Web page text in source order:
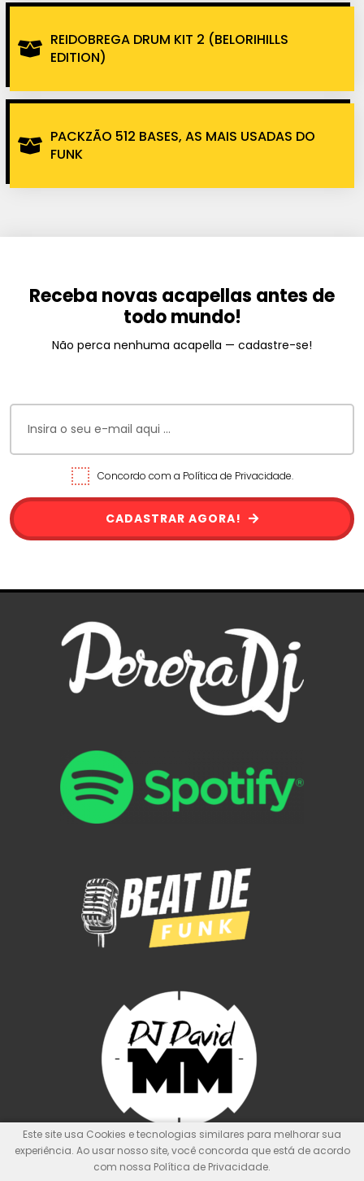
REIDOBREGA DRUM KIT 2 (BELORIHILLS
EDITION)
PACKZÃO 512 BASES, AS MAIS USADAS DO
FUNK
Receba novas acapellas antes de
todo mundo!
Não perca nenhuma acapella — cadastre-se!
Concordo com a Política de Privacidade.
CADASTRAR AGORA!
Este site usa Cookies e tecnologias similares para melhorar sua
experiência. Ao usar nosso site, você concorda que está de acordo
com nossa Política de Privacidade.